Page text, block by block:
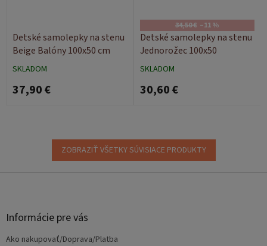
Detské samolepky na stenu
Beige Balóny 100x50 cm
SKLADOM
37,90 €
34,50 € –11 %
Detské samolepky na stenu
Jednorožec 100x50
SKLADOM
30,60 €
ZOBRAZIŤ VŠETKY SÚVISIACE PRODUKTY
Informácie pre vás
Ako nakupovať/Doprava/Platba